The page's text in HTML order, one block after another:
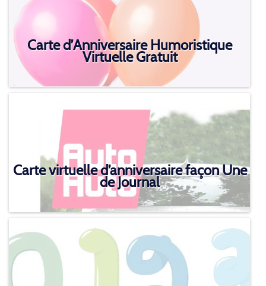
Carte d’Anniversaire Humoristique
Virtuelle Gratuit
Carte virtuelle d’anniversaire façon Une
de Journal